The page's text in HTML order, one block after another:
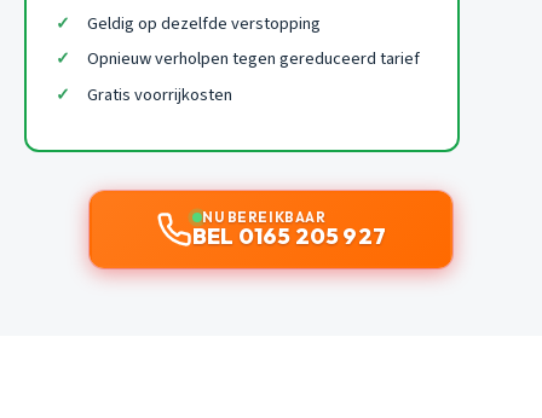
Geldig op dezelfde verstopping
Opnieuw verholpen tegen gereduceerd tarief
Gratis voorrijkosten
NU BEREIKBAAR
BEL 0165 205 927